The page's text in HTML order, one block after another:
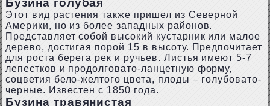
Бузина голубая
Этот вид растения также пришел из Северной
Америки, но из более западных районов.
Представляет собой высокий кустарник или малое
дерево, достигая порой 15 в высоту. Предпочитает
для роста берега рек и ручьев. Листья имеют 5-7
лепестков и продолговато-ланцетную форму,
соцветия бело-желтого цвета, плоды – голубовато-
черные. Известен с 1850 года.
Бузина травянистая